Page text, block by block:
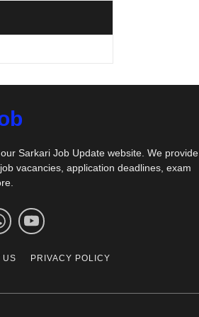
Sarkari Job Update website. We provide
vacancies, application deadlines, exam
US PRIVACY POLICY